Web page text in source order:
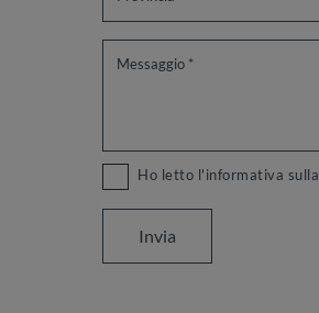
Ho letto l'informativa sulla
Invia